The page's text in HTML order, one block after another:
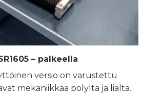
– palkeella
versio on varustettu
mekaniikkaa pölyltä ja lialta.